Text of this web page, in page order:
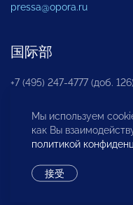
pressa@opora.ru
国际部
+7 (495) 247-4777 (доб. 126)
商投权益保护部
Мы используем
как Вы
политикой
接受